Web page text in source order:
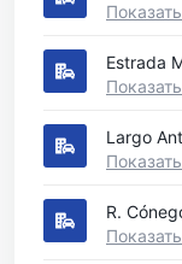
Estrada
Largo
R.